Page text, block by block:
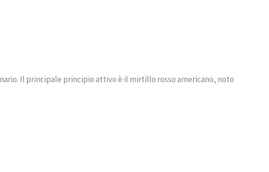
Il principale principio attivo è il mirtillo rosso americano, noto